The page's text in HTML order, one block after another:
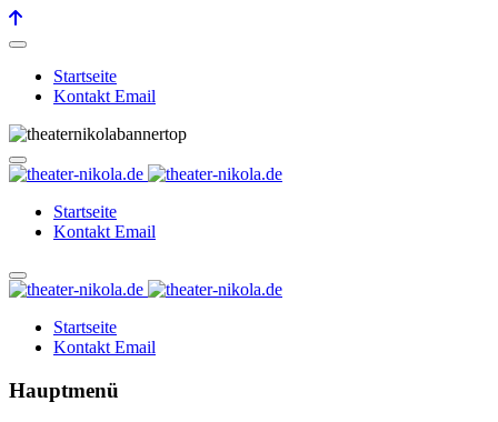
Startseite
Kontakt Email
Startseite
Kontakt Email
Startseite
Kontakt Email
Hauptmenü